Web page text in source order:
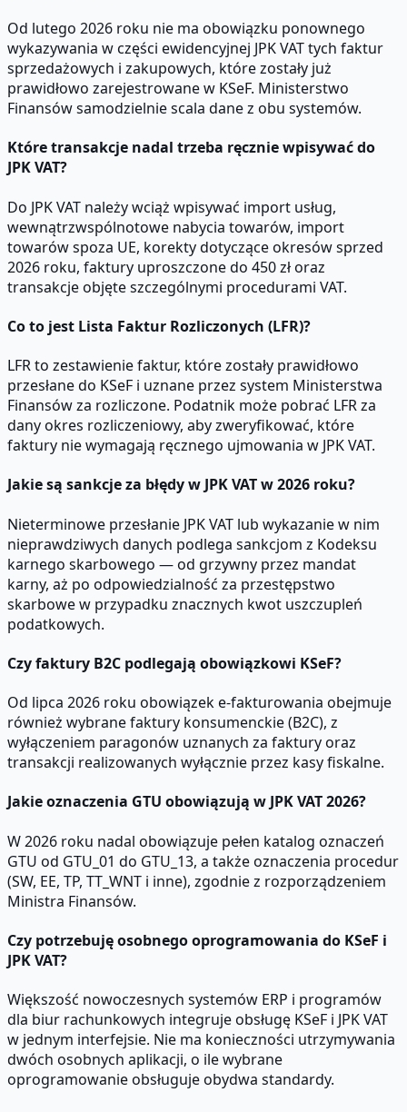
Od lutego 2026 roku nie ma obowiązku ponownego
wykazywania w części ewidencyjnej JPK VAT tych faktur
sprzedażowych i zakupowych, które zostały już
prawidłowo zarejestrowane w KSeF. Ministerstwo
Finansów samodzielnie scala dane z obu systemów.
Które transakcje nadal trzeba ręcznie wpisywać do
JPK VAT?
Do JPK VAT należy wciąż wpisywać import usług,
wewnątrzwspólnotowe nabycia towarów, import
towarów spoza UE, korekty dotyczące okresów sprzed
2026 roku, faktury uproszczone do 450 zł oraz
transakcje objęte szczególnymi procedurami VAT.
Co to jest Lista Faktur Rozliczonych (LFR)?
LFR to zestawienie faktur, które zostały prawidłowo
przesłane do KSeF i uznane przez system Ministerstwa
Finansów za rozliczone. Podatnik może pobrać LFR za
dany okres rozliczeniowy, aby zweryfikować, które
faktury nie wymagają ręcznego ujmowania w JPK VAT.
Jakie są sankcje za błędy w JPK VAT w 2026 roku?
Nieterminowe przesłanie JPK VAT lub wykazanie w nim
nieprawdziwych danych podlega sankcjom z Kodeksu
karnego skarbowego — od grzywny przez mandat
karny, aż po odpowiedzialność za przestępstwo
skarbowe w przypadku znacznych kwot uszczupleń
podatkowych.
Czy faktury B2C podlegają obowiązkowi KSeF?
Od lipca 2026 roku obowiązek e-fakturowania obejmuje
również wybrane faktury konsumenckie (B2C), z
wyłączeniem paragonów uznanych za faktury oraz
transakcji realizowanych wyłącznie przez kasy fiskalne.
Jakie oznaczenia GTU obowiązują w JPK VAT 2026?
W 2026 roku nadal obowiązuje pełen katalog oznaczeń
GTU od GTU_01 do GTU_13, a także oznaczenia procedur
(SW, EE, TP, TT_WNT i inne), zgodnie z rozporządzeniem
Ministra Finansów.
Czy potrzebuję osobnego oprogramowania do KSeF i
JPK VAT?
Większość nowoczesnych systemów ERP i programów
dla biur rachunkowych integruje obsługę KSeF i JPK VAT
w jednym interfejsie. Nie ma konieczności utrzymywania
dwóch osobnych aplikacji, o ile wybrane
oprogramowanie obsługuje obydwa standardy.